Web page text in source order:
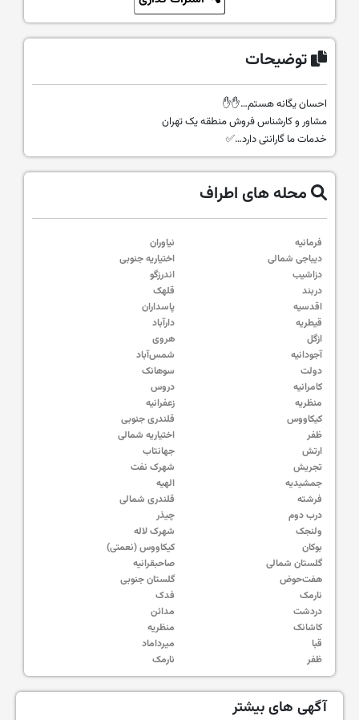
توضیحات
احسان یگانه هستم…✋✋
مشاور و کارشناس فروش منطقه یک تهران
خدمات ما گارانتی دارد…✅
محله های اطراف
فرمانیه
نیاوران
دیباجی شمالی
اختیاریه جنوبی
دزاشیب
اندرزگو
دربند
قلهک
اقدسیه
پاسداران
قیطریه
دارآباد
ازگل
هروی
آجودانیه
شمس‌آباد
دولت
سوهانک
کامرانیه
دروس
منظریه
زعفرانیه
کیکاووس
قلندری جنوبی
ظفر
اختیاریه شمالی
ارتش
جهانتاب
تجریش
شهرک نفت
جمشیدیه
الهیه
فرشته
قلندری شمالی
درب دوم
چیذر
ولنجک
شهرک لاله
بوکان
کیکاووس (نعمتی)
گلستان شمالی
صاحبقرانیه
هفت‌حوض
گلستان جنوبی
نارمک
فدک
دردشت
مدائن
کاشانک
منظریه
قبا
میرداماد
ظفر
نارمک
آگهی های بیشتر